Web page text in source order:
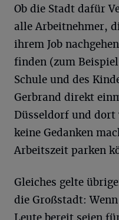
Ob die Stadt dafür
alle Arbeitnehmer,
ihrem Job
finden (zum
Schule und des
Gerbrand direkt
Düsseldorf und dort
keine Gedanken
Arbeitszeit parken
Gleiches gelte
die Großstadt: